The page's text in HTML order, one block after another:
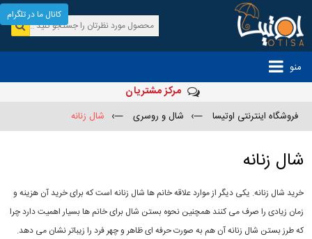
منو
مرکز مشتریان
فروشگاه اینترنتی اوتیسا —› شال و روسری —› شال زنانه
شال زنانه
خرید شال زنانه. یکی دیگر از موارد علاقه خانم ها شال زنانه است که برای خرید آن هزینه و
زمان زیادی را صرف می کنند همچنین نحوه بستن شال برای خانم ها بسیار اهمیت دارد چرا
که طرز بستن شال زنانه آن هم به صورت حرفه ای ظاهر و چهر فرد را زیباتر نشان می دهد.
کانال ما در تلگرام